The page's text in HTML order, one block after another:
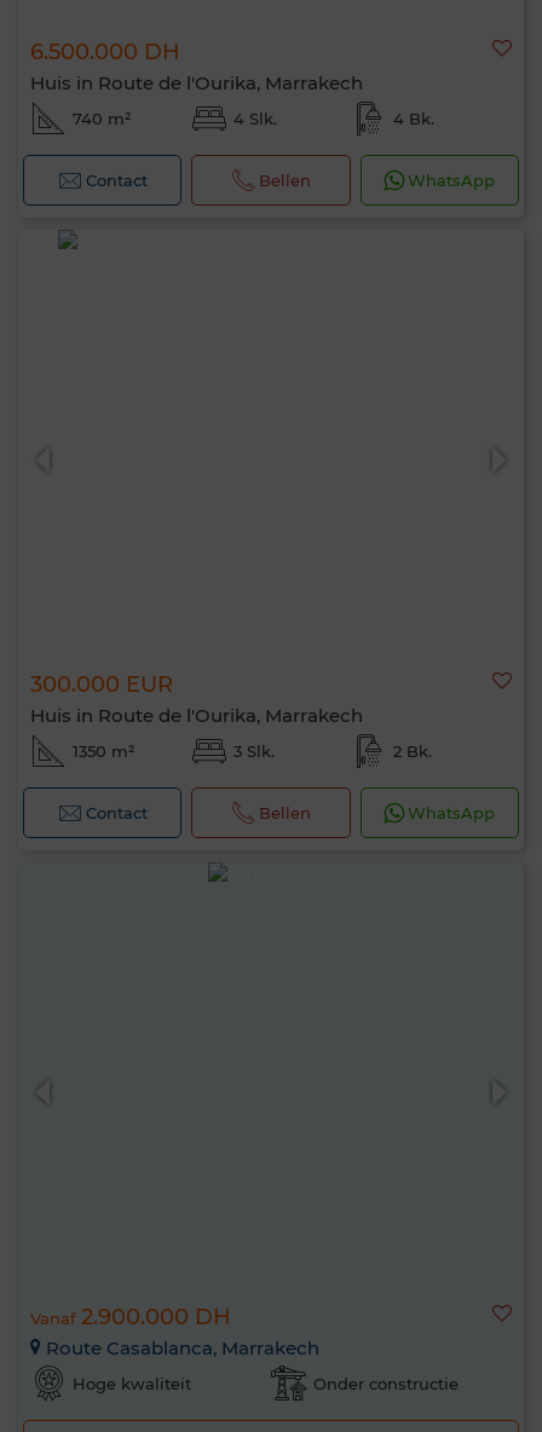
6.500.000 DH
Huis in Route de l'Ourika, Marrakech
740 m² 4 Slk. 4 Bk.
Contact Bellen WhatsApp
300.000 EUR
Huis in Route de l'Ourika, Marrakech
1350 m² 3 Slk. 2 Bk.
Contact Bellen WhatsApp
Vanaf 2.900.000 DH
Route Casablanca, Marrakech
Hoge kwaliteit Onder constructie